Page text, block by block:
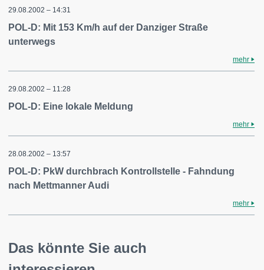
29.08.2002 – 14:31
POL-D: Mit 153 Km/h auf der Danziger Straße
unterwegs
mehr
29.08.2002 – 11:28
POL-D: Eine lokale Meldung
mehr
28.08.2002 – 13:57
POL-D: PkW durchbrach Kontrollstelle - Fahndung
nach Mettmanner Audi
mehr
Das könnte Sie auch